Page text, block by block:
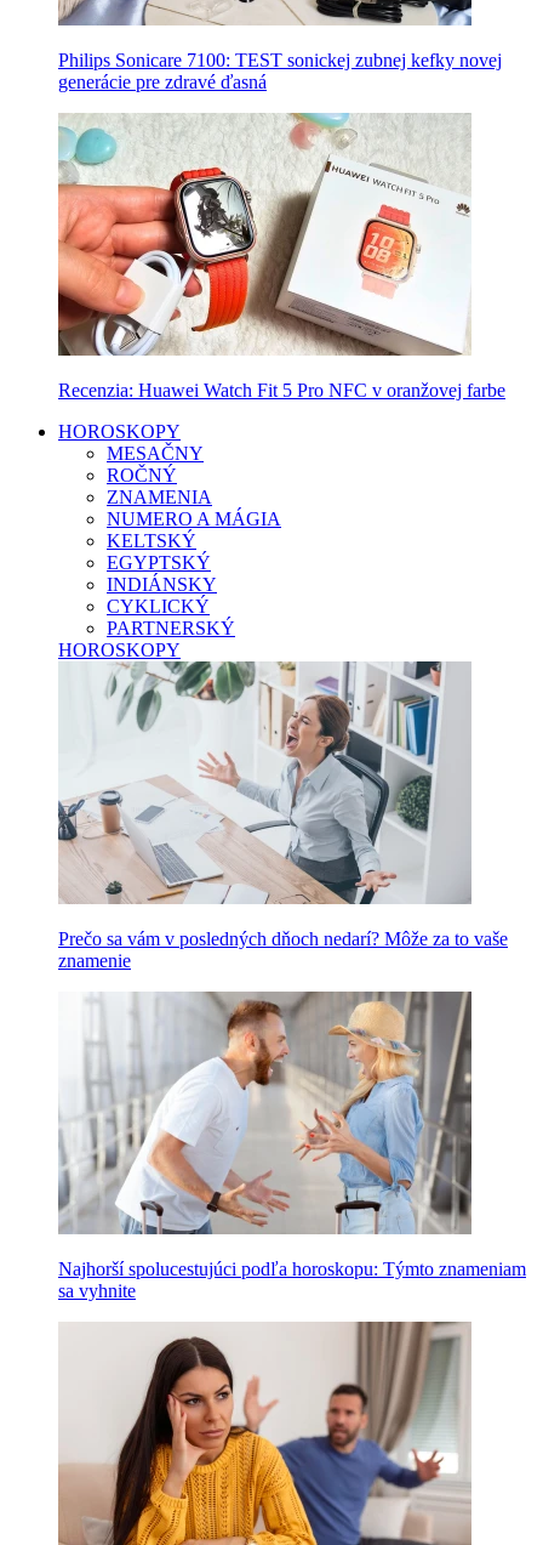
Philips Sonicare 7100: TEST sonickej zubnej kefky novej
generácie pre zdravé ďasná
Recenzia: Huawei Watch Fit 5 Pro NFC v oranžovej farbe
HOROSKOPY
MESAČNY
ROČNÝ
ZNAMENIA
NUMERO A MÁGIA
KELTSKÝ
EGYPTSKÝ
INDIÁNSKY
CYKLICKÝ
PARTNERSKÝ
HOROSKOPY
Prečo sa vám v posledných dňoch nedarí? Môže za to vaše
znamenie
Najhorší spolucestujúci podľa horoskopu: Týmto znameniam
sa vyhnite